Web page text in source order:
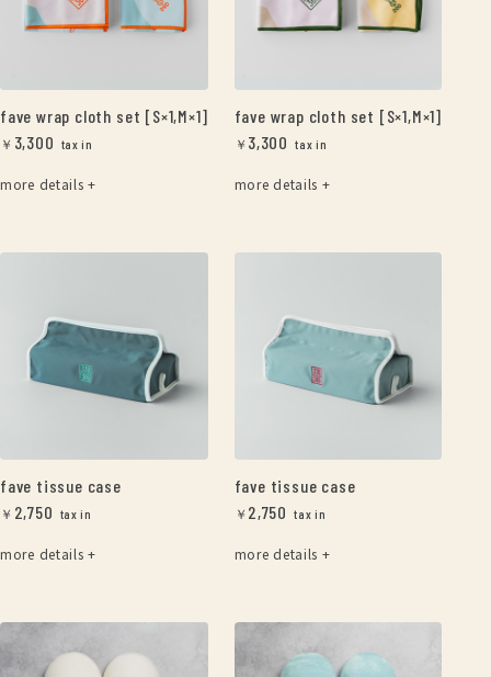
fave wrap cloth set [S×1,M×1]
￥ 3,300
more details +
fave wrap cloth set [S×1,M×1]
￥ 3,300
more details +
fave tissue case
￥ 2,750
more details +
fave tissue case
￥ 2,750
more details +